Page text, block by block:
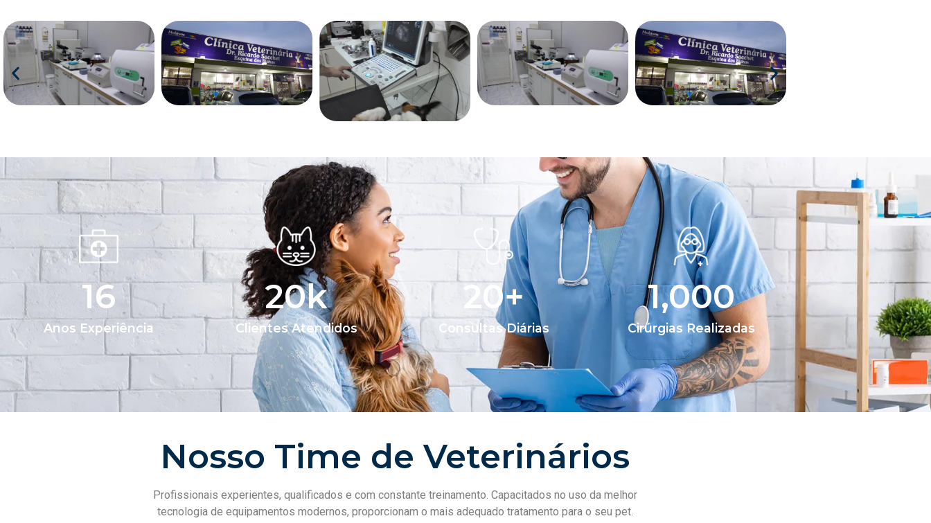
Anos Experiência
16
Clientes Atendidos
20k
Consultas Diárias
20+
Cirúrgias Realizadas
1,000
Nosso Time de Veterinários
Profissionais experientes, qualificados e com constante treinamento. Capacitados no uso da melhor
tecnologia de equipamentos modernos, proporcionam o mais adequado tratamento para o seu pet.